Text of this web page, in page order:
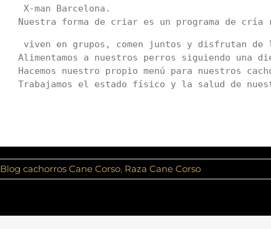
X-man Barcelona.
Nuestra forma de criar es un programa de cría
viven en grupos, comen juntos y disfrutan
Alimentamos a nuestros perros siguiendo una
Hacemos nuestro propio menú para nuestros
Trabajamos el estado físico y la salud de
Blog cachorros Cane Corso, Raza Cane Corso